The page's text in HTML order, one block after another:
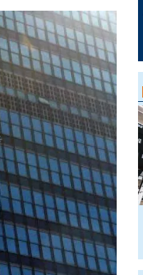
پرده تجارت پهپاد‌ ۱۵۰۰ دلاری که
واشنگتن را زمین زد
هجوم نقدینگی به بورس؛ شاخص
هم‌وزن در قله تاریخی